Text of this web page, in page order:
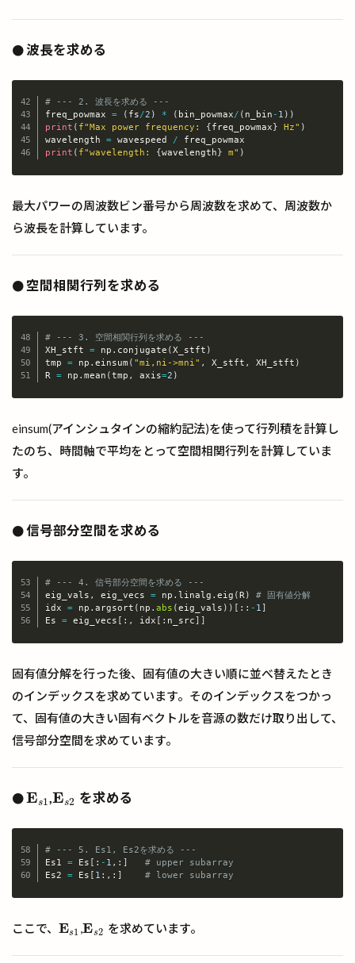
●波長を求める
# --- 2. 波長を求める ---
freq_powmax = ( fs/2 ) * ( bin_powmax/ ( n_bin - 1 ) )
print ( f"Max power frequency: { freq_powmax } Hz" )
wavelength = wavespeed /
print ( f"wavelength: { wavelength } m" )
最大パワーの周波数ビン番号から周波数を求めて、周波数か
ら波長を計算しています。
●空間相関行列を求める
# --- 3. 空間相関行列を求める ---
XH_stft = np . conjugate ( X_stft )
tmp = np . einsum ( "mi,ni->mni" , X_stft , XH_stft )
R = np . mean ( tmp , axis=2 )
einsum(アインシュタインの縮約記法)を使って行列積を計算し
たのち、時間軸で平均をとって空間相関行列を計算していま
す。
●信号部分空間を求める
# --- 4. 信号部分空間を求める ---
eig_vals , eig_vecs = np . linalg . eig ( R)
# 固有値分解
idx = np . argsort ( np . abs ( eig_vals ) ) : : - 1
Es = eig_vecs : , idx : n_src
Copy
固有値分解を行った後、固有値の大きい順に並べ替えたとき
のインデックスを求めています。そのインデックスをつかっ
て、固有値の大きい固有ベクトルを音源の数だけ取り出して、
信号部分空間を求めています。
●Es1
Es1,Es2
Es2 を求める
# --- 5. Es1, Es2を求める ---
Es1 = Es : - 1 , :
# upper subarray
Es2 = Es 1 : , : # lower subarray
ここで、 Es1
Es1 ,Es2
Es2 を求めています。